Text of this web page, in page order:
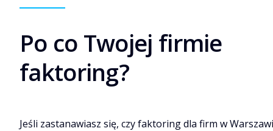
Po co Twojej firmie
faktoring?
Jeśli zastanawiasz się, czy faktoring dla firm w